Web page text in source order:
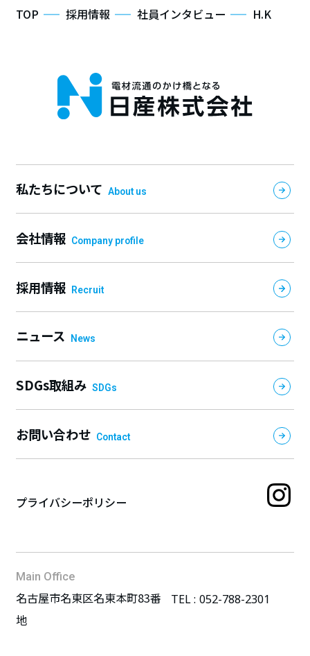
TOP 採用情報 社員インタビュー H.K
私たちについて About us
会社情報 Company profile
採用情報 Recruit
ニュース News
SDGs取組み SDGs
お問い合わせ Contact
プライバシーポリシー
Main Office
名古屋市名東区名東本町83番
地
TEL : 052-788-2301